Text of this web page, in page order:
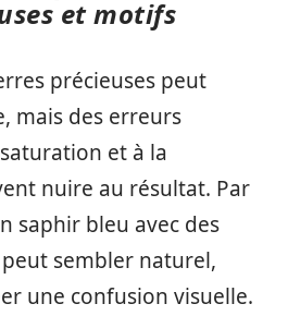
et motifs
précieuses peut
mais des erreurs
et à la
nuire au résultat. Par
saphir bleu avec des
sembler naturel,
une confusion visuelle.